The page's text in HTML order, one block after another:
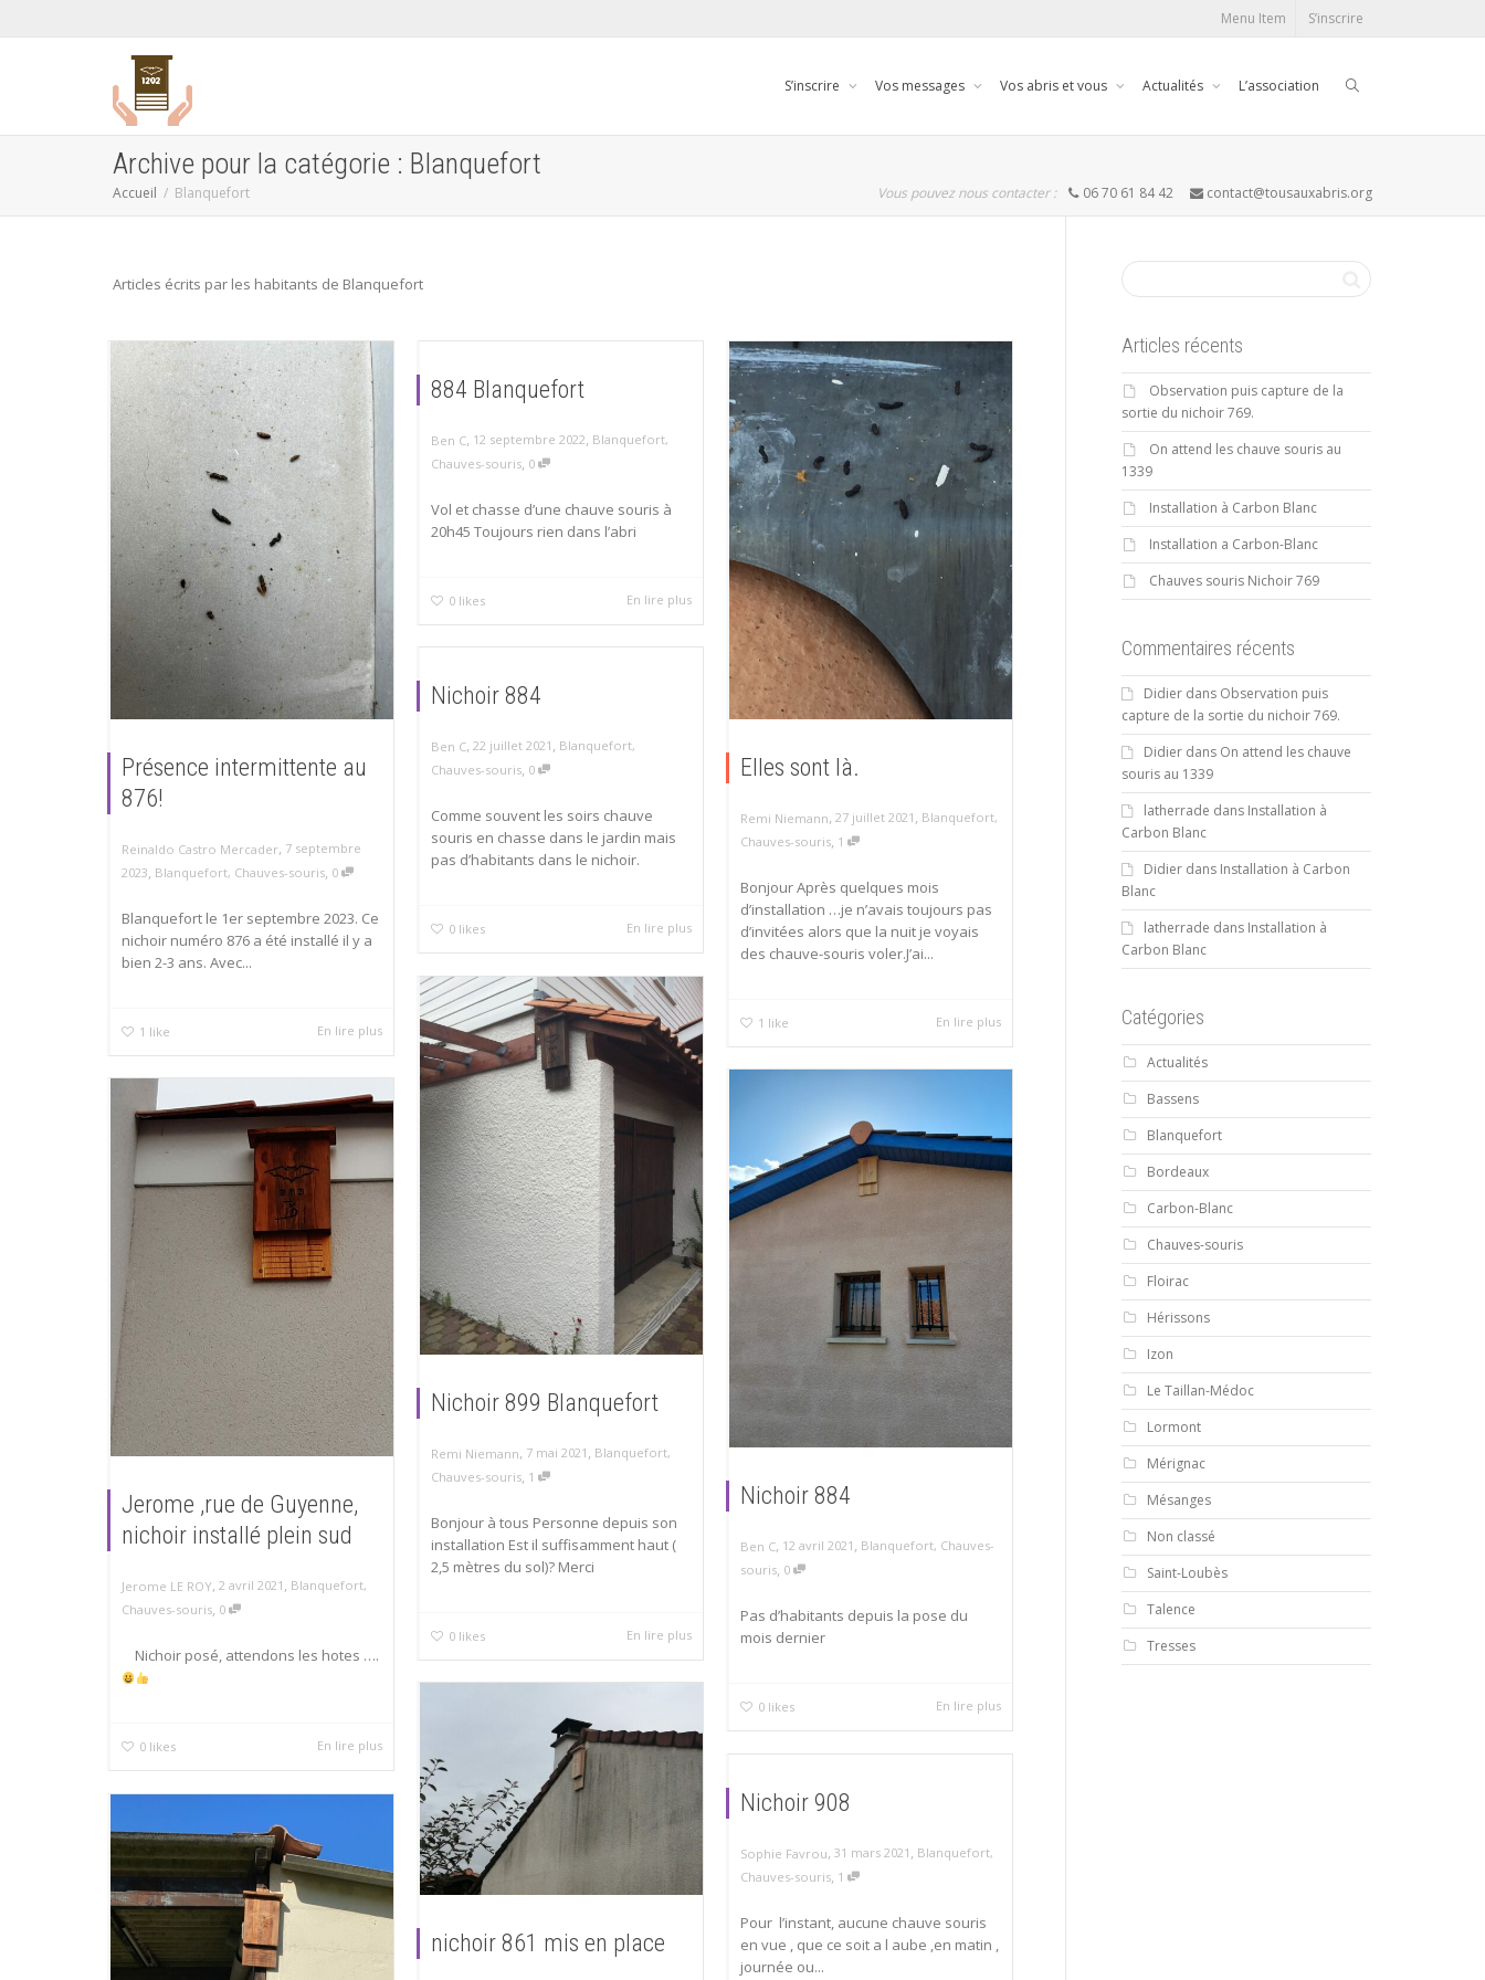
Menu Item S’inscrire
S’inscrire Vos messages Vos abris et vous Actualités L’association
Archive pour la catégorie : Blanquefort
Accueil Blanquefort Vous pouvez nous contacter : 06 70 61 84 42 contact@tousauxabris.org
Articles écrits par les habitants de Blanquefort
Présence intermittente au
876!
Reinaldo Castro Mercader, 7 septembre
2023 Blanquefort, Chauves-souris 0
Blanquefort le 1er septembre 2023. Ce
nichoir numéro 876 a été installé il y a
bien 2-3 ans. Avec...
1 like En lire plus
884 Blanquefort
Ben C, 12 septembre 2022, Blanquefort,
Chauves-souris, 0
Vol et chasse d’une chauve souris à
20h45 Toujours rien dans l’abri
0 likes En lire plus
Elles sont là.
Remi Niemann, 27 juillet 2021 , Blanquefort,
Chauves-souris 1
Bonjour Après quelques mois
d’installation …je n’avais toujours pas
d’invitées alors que la nuit je voyais
des chauve-souris voler.J’ai...
1 like En lire plus
Nichoir 884
Ben C, 22 juillet 2021 , Blanquefort,
Chauves-souris, 0
Comme souvent les soirs chauve
souris en chasse dans le jardin mais
pas d’habitants dans le nichoir.
0 likes En lire plus
Nichoir 899 Blanquefort
Remi Niemann, 7 mai 2021 , Blanquefort,
Chauves-souris 1
Bonjour à tous Personne depuis son
installation Est il suffisamment haut (
2,5 mètres du sol)? Merci
0 likes En lire plus
Nichoir 884
Ben C, 12 avril 2021 , Blanquefort, Chauves-
souris 0
Pas d’habitants depuis la pose du
mois dernier
0 likes En lire plus
Jerome ,rue de Guyenne,
nichoir installé plein sud
Jerome LE ROY, 2 avril 2021 , Blanquefort,
Chauves-souris 0
Nichoir posé, attendons les hotes ….
0 likes En lire plus
nichoir 861 mis en place
Nichoir 908
Sophie Favrou, 31 mars 2021 , Blanquefort,
Chauves-souris, 1
Pour l’instant, aucune chauve souris
en vue , que ce soit a l aube ,en matin ,
journée ou...
Articles récents
Observation puis capture de la
sortie du nichoir 769.
On attend les chauve souris au
1339
Installation à Carbon Blanc
Installation a Carbon-Blanc
Chauves souris Nichoir 769
Commentaires récents
Didierdans Observation puis
capture de la sortie du nichoir 769.
Didierdans On attend les chauve
souris au 1339
latherrade dans Installation à
Carbon Blanc
Didierdans Installation à Carbon
Blanc
latherrade dans Installation à
Carbon Blanc
Catégories
Actualités
Bassens
Blanquefort
Bordeaux
Carbon-Blanc
Chauves-souris
Floirac
Hérissons
Izon
Le Taillan-Médoc
Lormont
Mérignac
Mésanges
Non classé
Saint-Loubès
Talence
Tresses